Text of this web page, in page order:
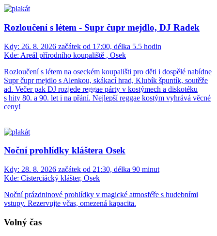
Rozloučení s létem - Supr čupr mejdlo, DJ Radek
Kdy: 26. 8. 2026 začátek od 17:00, délka 5.5 hodin
Kde: Areál přírodního koupaliště , Osek
Rozloučení s létem na oseckém koupališti pro děti i dospělé nabídne
Supr čupr mejdlo s Alenkou, skákací hrad, Klubík špuntík, soutěže
ad. Večer pak DJ rozjede reggae párty v kostýmech a diskotéku
s hity 80. a 90. let i na přání. Nejlepší reggae kostým vyhrává věcné
ceny!
Noční prohlídky kláštera Osek
Kdy: 28. 8. 2026 začátek od 21:30, délka 90 minut
Kde: Cisterciácký klášter, Osek
Noční prázdninové prohlídky v magické atmosféře s hudebními
vstupy. Rezervujte včas, omezená kapacita.
Volný čas